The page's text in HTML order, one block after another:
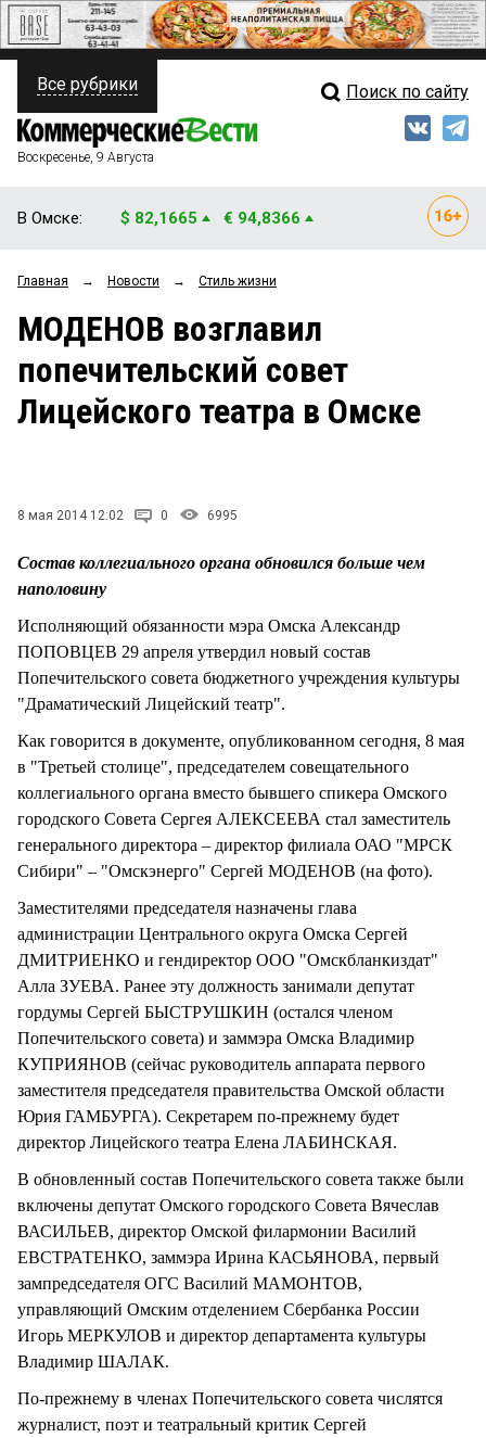
ПОЛИТИКА
ФИНАНСЫ
ОБЩЕСТВО
ЗАКОН
НОВОСТИ КОМПАНИЙ
Свежий выпуск
Рейтинги
Блоги
Архив
Все рубрики Поиск по сайту
Воскресенье, 9 Августа
В Омске: $ 82,1665 € 94,8366
Главная → Новости → Стиль жизни
МОДЕНОВ возглавил
попечительский совет
Лицейского театра в Омске
8 мая 2014 12:02 0 6995
Состав коллегиального органа обновился больше чем
наполовину
Исполняющий обязанности мэра Омска Александр
ПОПОВЦЕВ 29 апреля утвердил новый состав
Попечительского совета бюджетного учреждения культуры
"Драматический Лицейский театр".
Как говорится в документе, опубликованном сегодня, 8 мая
в "Третьей столице", председателем совещательного
коллегиального органа вместо бывшего спикера Омского
городского Совета Сергея АЛЕКСЕЕВА стал заместитель
генерального директора – директор филиала ОАО "МРСК
Сибири" – "Омскэнерго" Сергей МОДЕНОВ (на фото).
Заместителями председателя назначены глава
администрации Центрального округа Омска Сергей
ДМИТРИЕНКО и гендиректор ООО "Омскбланкиздат"
Алла ЗУЕВА. Ранее эту должность занимали депутат
гордумы Сергей БЫСТРУШКИН (остался членом
Попечительского совета) и заммэра Омска Владимир
КУПРИЯНОВ (сейчас руководитель аппарата первого
заместителя председателя правительства Омской области
Юрия ГАМБУРГА). Секретарем по-прежнему будет
директор Лицейского театра Елена ЛАБИНСКАЯ.
В обновленный состав Попечительского совета также были
включены депутат Омского городского Совета Вячеслав
ВАСИЛЬЕВ, директор Омской филармонии Василий
ЕВСТРАТЕНКО, заммэра Ирина КАСЬЯНОВА, первый
зампредседателя ОГС Василий МАМОНТОВ,
управляющий Омским отделением Сбербанка России
Игорь МЕРКУЛОВ и директор департамента культуры
Владимир ШАЛАК.
По-прежнему в членах Попечительского совета числятся
журналист, поэт и театральный критик Сергей